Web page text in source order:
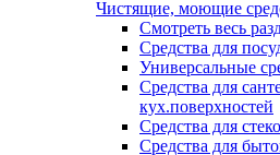
Чистящие, моющие
Смотреть весь
Средства для
Универсальные
Средства для
кух.поверхностей
Средства для
Средства для